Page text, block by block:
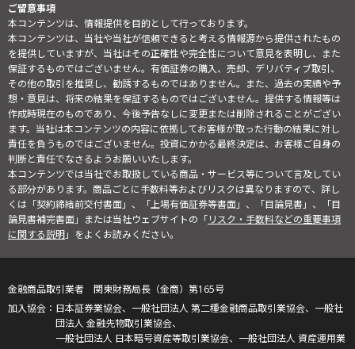
ご留意事項
本コンテンツは、情報提供を目的として行っております。
本コンテンツは、当社や当社が信頼できると考える情報源から提供されたもの
を提供していますが、当社はその正確性や完全性について意見を表明し、また
保証するものではございません。有価証券の購入、売却、デリバティブ取引、
その他の取引を推奨し、勧誘するものではありません。また、過去の実績や予
想・意見は、将来の結果を保証するものではございません。提供する情報等は
作成時現在のものであり、今後予告なしに変更または削除されることがござい
ます。当社は本コンテンツの内容に依拠してお客様が取った行動の結果に対し
責任を負うものではございません。投資にかかる最終決定は、お客様ご自身の
判断と責任でなさるようお願いいたします。
本コンテンツでは当社でお取扱している商品・サービス等について言及してい
る部分があります。商品ごとに手数料等およびリスクは異なりますので、詳し
くは「契約締結前交付書面」、「上場有価証券等書面」、「目論見書」、「目
論見書補完書面」または当社ウェブサイトの「リスク・手数料などの重要事項
に関する説明」をよくお読みください。
金融商品取引業者 関東財務局長（金商）第165号
日本証券業協会、一般社団法人 第二種金融商品取引業協会、一般社
団法人 金融先物取引業協会、
一般社団法人 日本暗号資産等取引業協会、一般社団法人 資産運用業